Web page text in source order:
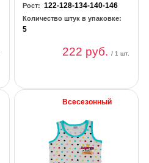
Рост: 122-128-134-140-146
Количество штук в упаковке:
5
222 руб./ 1 шт.
Всесезонный